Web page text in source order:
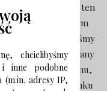
okres 2 lat. W ten
zwiększając tym
że zdołałyśmy
pierwsze plany
to element domu,
się przy kominku
chcielibyśmy
inne podobne
(m.in. adresy IP,